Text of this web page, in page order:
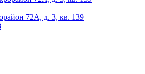
72А, д. 3, кв. 139